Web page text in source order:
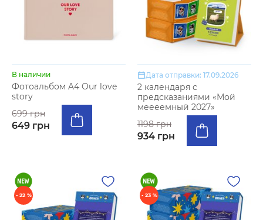
В наличии
Фотоальбом A4 Our love
story
699 грн
649 грн
Дата отправки: 17.09.2026
2 календаря с
предсказаниями «Мой
меееемный 2027»
1198 грн
934 грн
- 22 % - 23 %